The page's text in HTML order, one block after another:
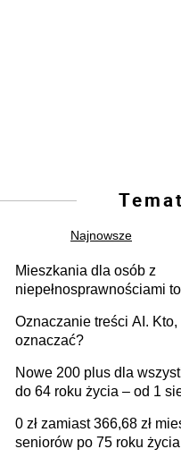
Najnowsze
Mieszkania dla osób z
niepełnosprawnościami
samodzielnie lub z
Oznaczanie treści AI.
oznaczać?
Nowe 200 plus dla
do 64 roku życia – od 1
programu rządowego
0 zł zamiast 366,68 zł
seniorów po 75 roku